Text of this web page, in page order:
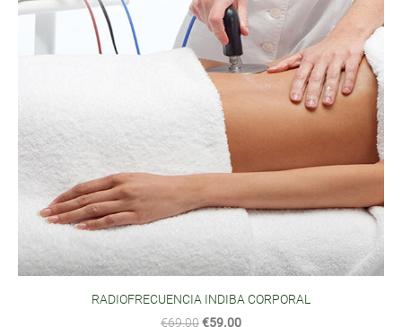
RADIOFRECUENCIA INDIBA CORPORAL
€69.00€59.00